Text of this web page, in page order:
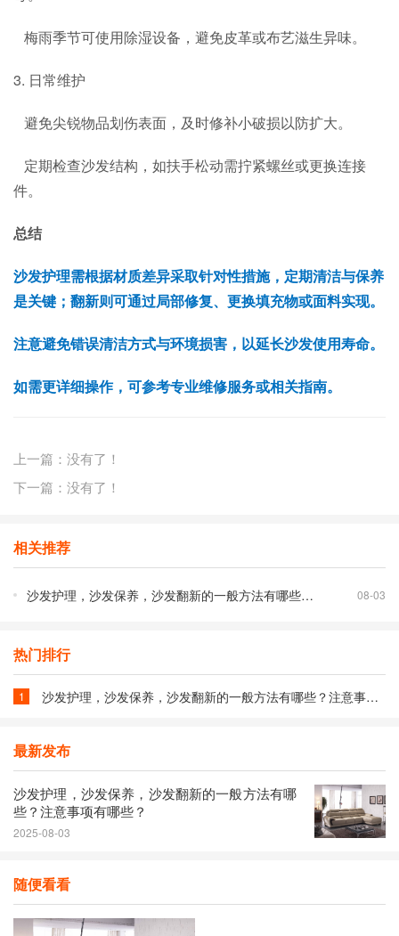
梅雨季节可使用除湿设备，避免皮革或布艺滋生异味。
3. 日常维护
避免尖锐物品划伤表面，及时修补小破损以防扩大。
定期检查沙发结构，如扶手松动需拧紧螺丝或更换连接
件。
总结
沙发护理需根据材质差异采取针对性措施，定期清洁与保养
是关键；翻新则可通过局部修复、更换填充物或面料实现。
注意避免错误清洁方式与环境损害，以延长沙发使用寿命。
如需更详细操作，可参考专业维修服务或相关指南。
上一篇：没有了！
下一篇：没有了！
相关推荐
沙发护理，沙发保养，沙发翻新的一般方法有哪些？注意事项有哪些？ 08-03
热门排行
1 沙发护理，沙发保养，沙发翻新的一般方法有哪些？注意事项有哪些？
最新发布
沙发护理，沙发保养，沙发翻新的一般方法有哪
些？注意事项有哪些？
2025-08-03
随便看看